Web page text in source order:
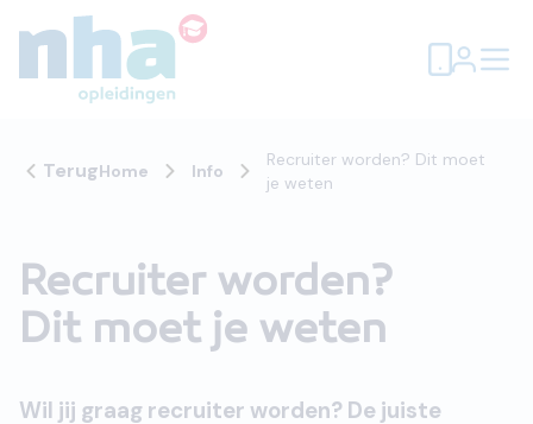
TerugHome Info
Recruiter worden? Dit moet
je weten
Recruiter worden?
Dit moet je weten
Wil jij graag recruiter worden? De juiste